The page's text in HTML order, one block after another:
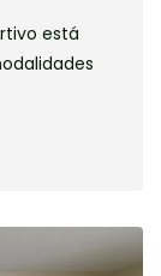
está